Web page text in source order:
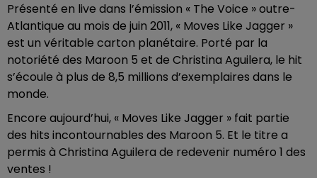
Présenté en live dans l’émission « The Voice » outre-
Atlantique au mois de juin 2011, « Moves Like Jagger »
est un véritable carton planétaire. Porté par la
notoriété des Maroon 5 et de Christina Aguilera, le hit
s’écoule à plus de 8,5 millions d’exemplaires dans le
monde.
Encore aujourd’hui, « Moves Like Jagger » fait partie
des hits incontournables des Maroon 5. Et le titre a
permis à Christina Aguilera de redevenir numéro 1 des
ventes !